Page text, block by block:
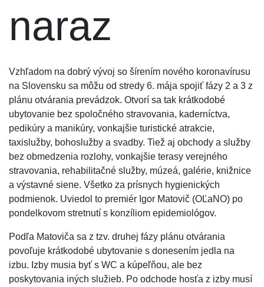
naraz
Vzhľadom na dobrý vývoj so šírením nového koronavírusu
na Slovensku sa môžu od stredy 6. mája spojiť fázy 2 a 3 z
plánu otvárania prevádzok. Otvorí sa tak krátkodobé
ubytovanie bez spoločného stravovania, kaderníctva,
pedikúry a manikúry, vonkajšie turistické atrakcie,
taxislužby, bohoslužby a svadby. Tiež aj obchody a služby
bez obmedzenia rozlohy, vonkajšie terasy verejného
stravovania, rehabilitačné služby, múzeá, galérie, knižnice
a výstavné siene. Všetko za prísnych hygienických
podmienok. Uviedol to premiér Igor Matovič (OĽaNO) po
pondelkovom stretnutí s konzíliom epidemiológov.
Podľa Matoviča sa z tzv. druhej fázy plánu otvárania
povoľuje krátkodobé ubytovanie s donesením jedla na
izbu. Izby musia byť s WC a kúpeľňou, ale bez
poskytovania iných služieb. Po odchode hosťa z izby musí